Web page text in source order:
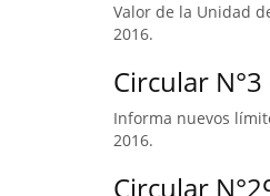
Valor de la Unidad
2016.
Circular
Informa nuevos
2016.
Circular